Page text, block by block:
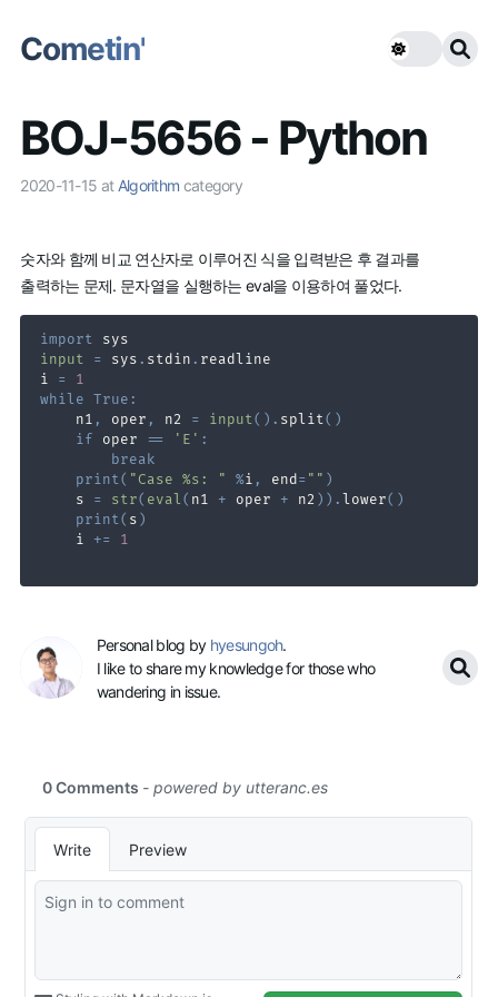
Cometin'
BOJ-5656 - Python
2020-11-15 at Algorithm category
숫자와 함께 비교 연산자로 이루어진 식을 입력받은 후 결과를
출력하는 문제. 문자열을 실행하는 eval을 이용하여 풀었다.
import
input
= sys . stdin .
i =
1
while
True :
    n1
, oper , n2 = input( ) . split( )
if oper == 'E' :
break
print( "Case %s: " %i , end = "" )
    s
= str( eval ( n1 + oper + n2 ) ) .lower( )
print( s )
    i
+= 1
Personal blog by hyesungoh.
I like to share my knowledge for those who
wandering in issue.